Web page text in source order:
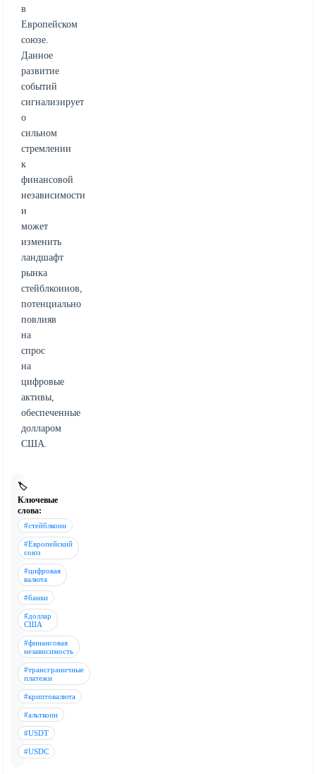
в
Европейском
союзе.
Данное
развитие
событий
сигнализирует
о
сильном
стремлении
к
финансовой
независимости
и
может
изменить
ландшафт
рынка
стейблкоинов,
потенциально
повлияв
на
спрос
на
цифровые
активы,
обеспеченные
долларом
США.
🏷️
Ключевые
слова:
#стейблкоин
#Европейский
союз
#цифровая
валюта
#банки
#доллар
США
#финансовая
независимость
#трансграничные
платежи
#криптовалюта
#альткоин
#USDT
#USDC